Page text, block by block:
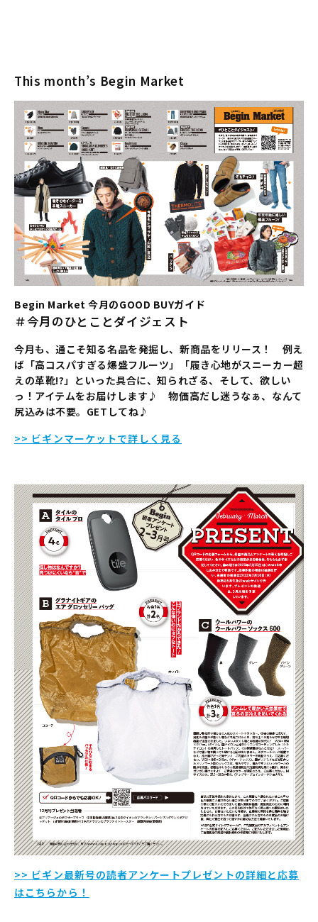
This month’s Begin Market
Begin Market 今月のGOOD BUYガイド
＃今月のひとことダイジェスト
今月も、通こそ知る名品を発掘し、新商品をリリース！ 例え
ば「高コスパすぎる爆盛フルーツ」「履き心地がスニーカー超
えの革靴!?」といった具合に、知られざる、そして、欲しい
っ！アイテムをお届けします♪ 物価高だし迷うなぁ、なんて
尻込みは不要。GETしてね♪
>> ビギンマーケットで詳しく見る
>> ビギン最新号の読者アンケートプレゼントの詳細と応募
はこちらから！